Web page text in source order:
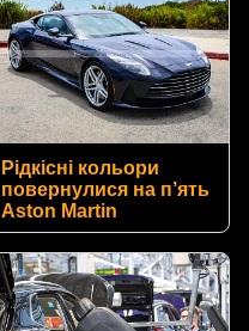
Рідкісні кольори
повернулися на п’ять
Aston Martin